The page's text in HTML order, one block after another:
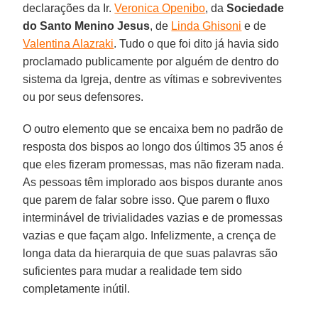
declarações da Ir. Veronica Openibo, daSociedade
do Santo Menino Jesus, de Linda Ghisoni e de
Valentina Alazraki. Tudo o que foi dito já havia sido
proclamado publicamente por alguém de dentro do
sistema da Igreja, dentre as vítimas e sobreviventes
ou por seus defensores.
O outro elemento que se encaixa bem no padrão de
resposta dos bispos ao longo dos últimos 35 anos é
que eles fizeram promessas, mas não fizeram nada.
As pessoas têm implorado aos bispos durante anos
que parem de falar sobre isso. Que parem o fluxo
interminável de trivialidades vazias e de promessas
vazias e que façam algo. Infelizmente, a crença de
longa data da hierarquia de que suas palavras são
suficientes para mudar a realidade tem sido
completamente inútil.